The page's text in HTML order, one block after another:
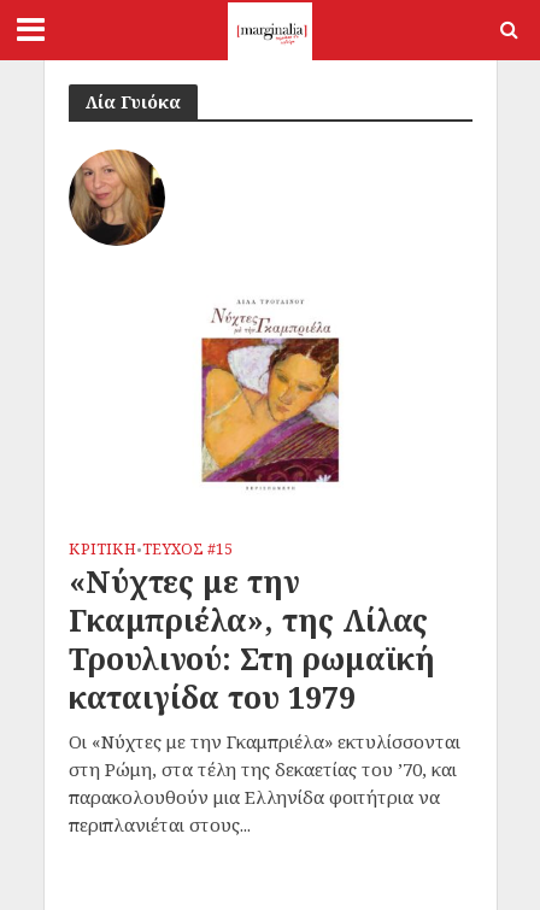
Λία Γυιόκα
ΚΡΙΤΙΚΗ•ΤΕΥΧΟΣ #15
«Νύχτες με την
Γκαμπριέλα», της Λίλας
Τρουλινού: Στη ρωμαϊκή
καταιγίδα του 1979
Οι «Νύχτες με την Γκαμπριέλα» εκτυλίσσονται
στη Ρώμη, στα τέλη της δεκαετίας του ’70, και
παρακολουθούν μια Ελληνίδα φοιτήτρια να
περιπλανιέται στους...